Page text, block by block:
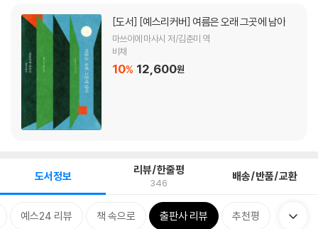
[도서] [예스리커버] 여름은 오래 그곳에 남아
마쓰이에 마사시 저/김춘미 역
비채
10% 12,600원
도서정보 리뷰/한줄평
346 배송/반품/교환
예스24 리뷰 책 속으로 출판사 리뷰 추천평